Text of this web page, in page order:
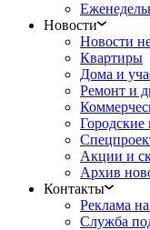
Новости
Новости
Квартиры
Дома и
Ремонт и
Городские
Акции и
Архив
Контакты
Реклама
Служба